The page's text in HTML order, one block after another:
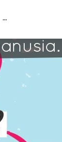
···